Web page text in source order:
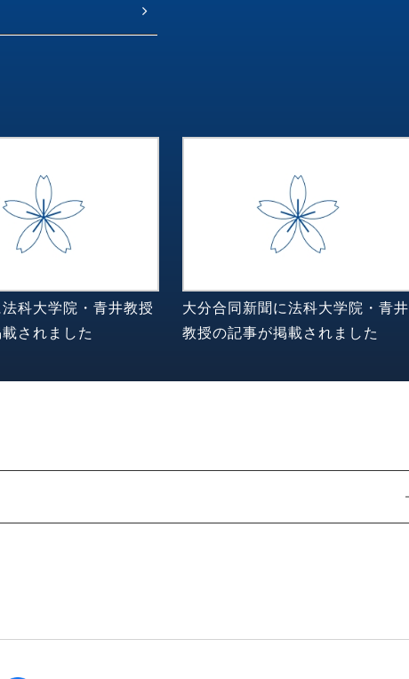
科大学院・青井教授
されました
大分合同新聞に法科大学院・青井
教授の記事が掲載されました